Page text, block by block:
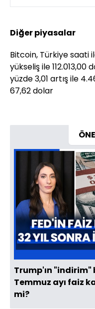
Diğer piyasalar
Bitcoin, Türkiye saati
yükseliş ile
yüzde 3,01 artış ile
67,62 dolar
Trump'ın "indirim"
Temmuz ayı faiz
mi?